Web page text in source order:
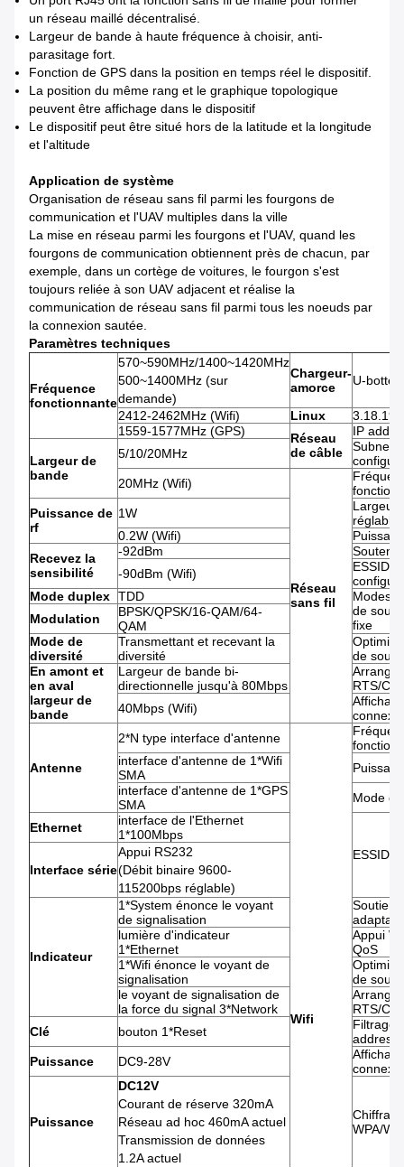
un réseau maillé décentralisé.
Largeur de bande à haute fréquence à choisir, anti-
parasitage fort.
Fonction de GPS dans la position en temps réel le dispositif.
La position du même rang et le graphique topologique
peuvent être affichage dans le dispositif
Le dispositif peut être situé hors de la latitude et la longitude
et l'altitude
Application de système
Organisation de réseau sans fil parmi les fourgons de
communication et l'UAV multiples dans la ville
La mise en réseau parmi les fourgons et l'UAV, quand les
fourgons de communication obtiennent près de chacun, par
exemple, dans un cortège de voitures, le fourgon s'est
toujours reliée à son UAV adjacent et réalise la
communication de réseau sans fil parmi tous les noeuds par
la connexion sautée.
Paramètres techniques
Fréquence
fonctionnante
570~590MHz/1400~1420MHz
500~1400MHz (sur
demande)
Chargeur-
amorce
U-botte
2412-2462MHz (Wifi) Linux
3.18.19
1559-1577MHz (GPS)
Réseau
de câble
IP
Largeur de
bande
5/10/20MHz
Subnet
20MHz (Wifi)
Réseau
sans fil
Puissance de
rf
1W
Largeur
réglable
0.2W (Wifi)
Recevez la
sensibilité
-92dBm
-90dBm (Wifi)
ESSID/
Mode duplex TDD
Modes
de
fixe
Modulation
BPSK/QPSK/16-QAM/64-
QAM
Mode de
diversité
Transmettant et recevant la
diversité
de
En amont et
en aval
largeur de
bande
Largeur de bande bi-
directionnelle jusqu'à 80Mbps
RTS/
40Mbps (Wifi)
Antenne
2*N type interface d'antenne
Wifi
interface d'antenne de 1*Wifi
SMA
interface d'antenne de 1*GPS
SMA
Mode
Ethernet
interface de l'Ethernet
1*100Mbps
ESSID
Interface série
Appui RS232
(Débit binaire 9600-
115200bps réglable)
Indicateur
1*System énonce le voyant
de signalisation
Soutient
lumière d'indicateur
1*Ethernet
Appui
QoS
1*Wifi énonce le voyant de
signalisation
de
le voyant de signalisation de
la force du signal 3*Network
RTS/
Clé
bouton 1*Reset
Filtrage
address
Puissance
DC9-28V
Puissance
DC12V
Courant de réserve 320mA
Réseau ad hoc 460mA actuel
Transmission de données
1.2A actuel
WPA/